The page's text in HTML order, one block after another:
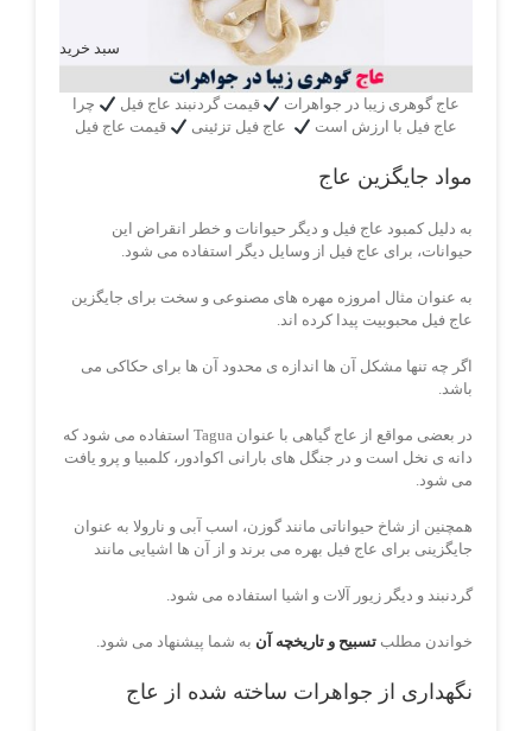
عاج گوهری زیبا در جواهرات قیمت گردنبند عاج فیل
چرا
عاج فیل با ارزش است
عاج فیل تزئینی قیمت عاج فیل
مواد جایگزین عاج
به دلیل کمبود عاج فیل و دیگر حیوانات و خطر انقراض این
حیوانات، برای عاج فیل از وسایل دیگر استفاده می شود.
به عنوان مثال امروزه مهره های مصنوعی و سخت برای جایگزین
عاج فیل محبوبیت پیدا کرده اند.
اگر چه تنها مشکل آن ها اندازه ی محدود آن ها برای حکاکی می
باشد.
در بعضی مواقع از عاج گیاهی با عنوان Tagua استفاده می شود که
دانه ی نخل است و در جنگل های بارانی اکوادور، کلمبیا و پرو یافت
می شود.
همچنین از شاخ حیواناتی مانند گوزن، اسب آبی و نارولا به عنوان
جایگزینی برای عاج فیل بهره می برند و از آن ها اشیایی مانند
گردنبند و دیگر زیور آلات و اشیا استفاده می شود.
خواندن مطلب تسبیح و تاریخچه آن به شما پیشنهاد می شود.
نگهداری از جواهرات ساخته شده از عاج
سبد خرید